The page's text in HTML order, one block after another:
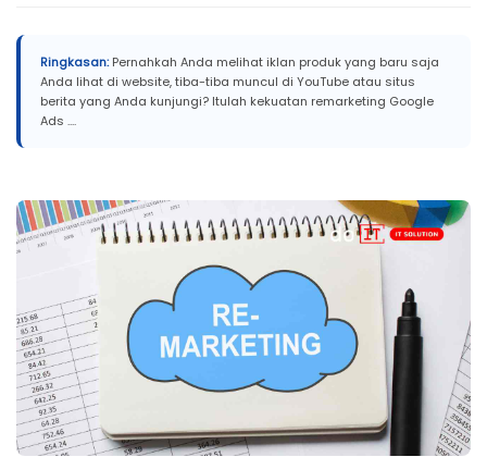
Ringkasan:Pernahkah Anda melihat iklan produk yang baru saja
Anda lihat di website, tiba-tiba muncul di YouTube atau situs
berita yang Anda kunjungi? Itulah kekuatan remarketing Google
Ads ....